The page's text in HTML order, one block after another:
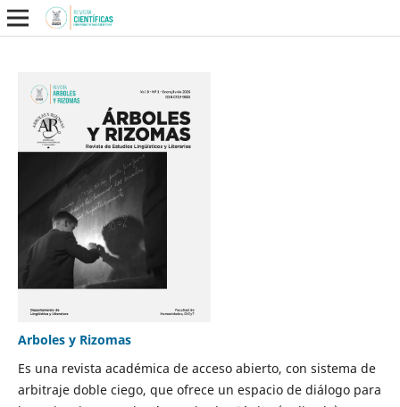
Arboles y Rizomas
Es una revista académica de acceso abierto, con sistema de
arbitraje doble ciego, que ofrece un espacio de diálogo para